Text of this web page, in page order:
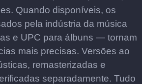
Quando disponíveis, os
pela indústria da música
e UPC para álbuns — tornam
mais precisas. Versões ao
remasterizadas e
separadamente. Tudo